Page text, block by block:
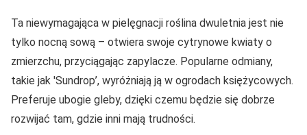
Ta niewymagająca w pielęgnacji roślina dwuletnia jest nie
tylko nocną sową – otwiera swoje cytrynowe kwiaty o
zmierzchu, przyciągając zapylacze. Popularne odmiany,
takie jak 'Sundrop’, wyróżniają ją w ogrodach księżycowych.
Preferuje ubogie gleby, dzięki czemu będzie się dobrze
rozwijać tam, gdzie inni mają trudności.